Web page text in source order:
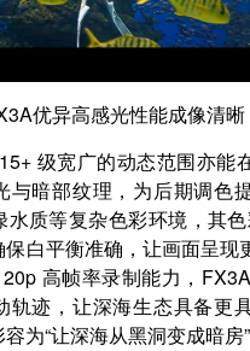
优异高感光性能成像清
级宽广的动态范围亦能
与暗部纹理，为后期调色
水质等复杂色彩环境，其
保白平衡准确，让画面呈现
高帧率录制能力，
轨迹，让深海生态具备更
为“让深海从黑洞变成暗房”